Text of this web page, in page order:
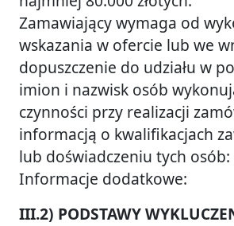
Zamawiający wymaga od
wskazania w ofercie lub we
dopuszczenie do udziału w
imion i nazwisk osób
czynności przy realizacji
informacją o kwalifikacjach
lub doświadczeniu tych osób:
Informacje dodatkowe:
III.2) PODSTAWY